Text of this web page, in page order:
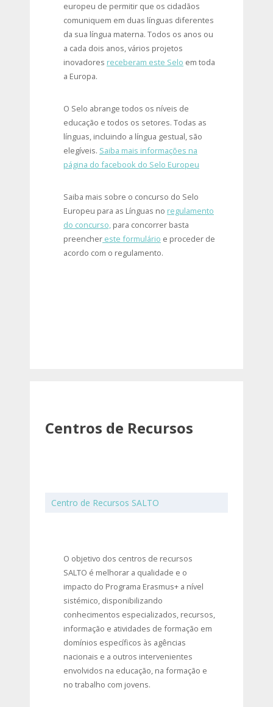
europeu de permitir que os cidadãos
comuniquem em duas línguas diferentes
da sua língua materna. Todos os anos ou
a cada dois anos, vários projetos
inovadores receberam este Selo em toda
a Europa.
O Selo abrange todos os níveis de
educação e todos os setores. Todas as
línguas, incluindo a língua gestual, são
elegíveis. Saiba mais informações na
página do facebook do Selo Europeu
Saiba mais sobre o concurso do Selo
Europeu para as Línguas no regulamento
do concurso, para concorrer basta
preencher este formulário e proceder de
acordo com o regulamento.
Centros de Recursos
Centro de Recursos SALTO
O objetivo dos centros de recursos
SALTO é melhorar a qualidade e o
impacto do Programa Erasmus+ a nível
sistémico, disponibilizando
conhecimentos especializados, recursos,
informação e atividades de formação em
domínios específicos às agências
nacionais e a outros intervenientes
envolvidos na educação, na formação e
no trabalho com jovens.